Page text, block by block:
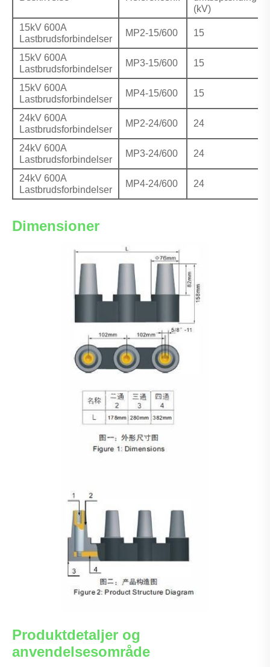
(kV)
15kV 600A
Lastbrudsforbindelser
MP2-15/600 15
15kV 600A
Lastbrudsforbindelser
MP3-15/600 15
15kV 600A
Lastbrudsforbindelser
MP4-15/600 15
24kV 600A
Lastbrudsforbindelser
MP2-24/600 24
24kV 600A
Lastbrudsforbindelser
MP3-24/600 24
24kV 600A
Lastbrudsforbindelser
MP4-24/600 24
Dimensioner
Produktdetaljer og
anvendelsesområde